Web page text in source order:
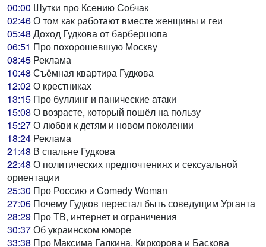
00:00 Шутки про Ксению Собчак
02:46О том как работают вместе женщины и геи
05:48 Доход Гудкова от барбершопа
06:51 Про похорошевшую Москву
08:45 Реклама
10:48 Съёмная квартира Гудкова
12:02О крестниках
13:15 Про буллинг и панические атаки
15:08 О возрасте, который пошёл на пользу
15:27О любви к детям и новом поколении
18:24 Реклама
21:48 В спальне Гудкова
22:48 О политических предпочтениях и сексуальной
ориентации
25:30 Про Россию и Comedy Woman
27:06 Почему Гудков перестал быть соведущим Урганта
28:29 Про ТВ, интернет и ограничения
30:37Об украинском юморе
33:38 Про Максима Галкина, Киркорова и Баскова